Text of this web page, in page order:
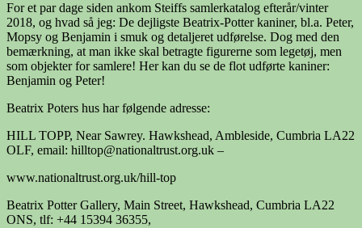
For et par dage siden ankom Steiffs samlerkatalog efterår/vinter
2018, og hvad så jeg: De dejligste Beatrix-Potter kaniner, bl.a. Peter,
Mopsy og Benjamin i smuk og detaljeret udførelse. Dog med den
bemærkning, at man ikke skal betragte figurerne som legetøj, men
som objekter for samlere! Her kan du se de flot udførte kaniner:
Benjamin og Peter!
Beatrix Poters hus har følgende adresse:
HILL TOPP, Near Sawrey. Hawkshead, Ambleside, Cumbria LA22
OLF, email: hilltop@nationaltrust.org.uk –
www.nationaltrust.org.uk/hill-top
Beatrix Potter Gallery, Main Street, Hawkshead, Cumbria LA22
ONS, tlf: +44 15394 36355,